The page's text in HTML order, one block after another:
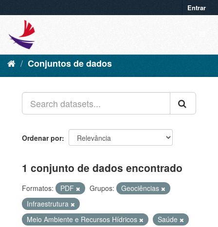
Entrar
Conjuntos de dados
Ordenar por
1 conjunto de dados encontrado
Formatos: PDF Grupos:
Geociências
Infraestrutura
Meio Ambiente e Recursos Hídricos
Saúde